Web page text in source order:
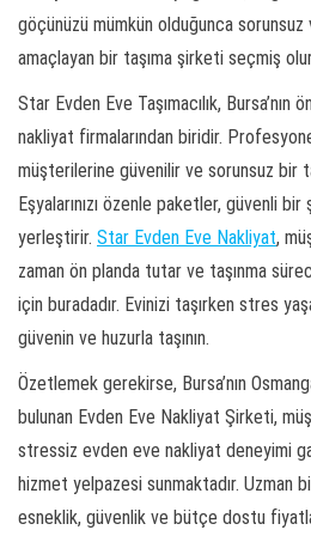
göçünüzü mümkün olduğunca
amaçlayan bir taşıma şirketi seçmiş
Star Evden Eve Taşımacılık, Bursa’nın
nakliyat firmalarından biridir.
müşterilerine güvenilir ve sorunsuz bir
Eşyalarınızı özenle paketler, güvenli
yerleştirir. Star Evden Eve Nakliyat,
zaman ön planda tutar ve taşınma
için buradadır. Evinizi taşırken stres
güvenin ve huzurla taşının.
Özetlemek gerekirse, Bursa’nın
bulunan Evden Eve Nakliyat Şirketi,
stressiz evden eve nakliyat deneyimi
hizmet yelpazesi sunmaktadır. Uzman
esneklik, güvenlik ve bütçe dostu